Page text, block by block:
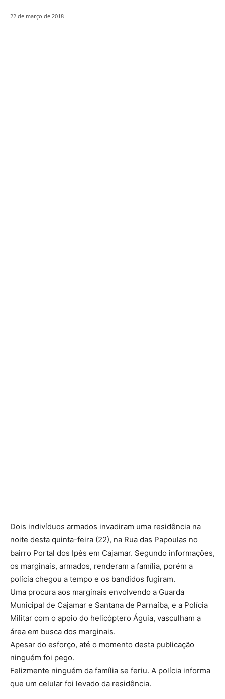
22 de março de 2018
Dois indivíduos armados invadiram uma residência na
noite desta quinta-feira (22), na Rua das Papoulas no
bairro Portal dos Ipês em Cajamar. Segundo informações,
os marginais, armados, renderam a família, porém a
polícia chegou a tempo e os bandidos fugiram.
Uma procura aos marginais envolvendo a Guarda
Municipal de Cajamar e Santana de Parnaíba, e a Polícia
Militar com o apoio do helicóptero Águia, vasculham a
área em busca dos marginais.
Apesar do esforço, até o momento desta publicação
ninguém foi pego.
Felizmente ninguém da família se feriu. A polícia informa
que um celular foi levado da residência.